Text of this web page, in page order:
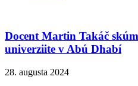
Docent Martin Takáč
univerziite v Abú Dhabí
28. augusta 2024